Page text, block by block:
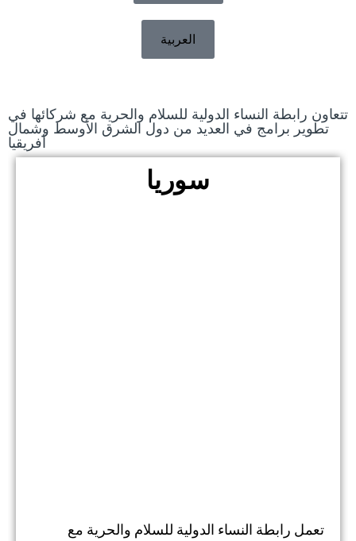
العربية
تتعاون رابطة النساء الدولية للسلام والحرية مع شركائها في
تطوير برامج في العديد من دول الشرق الأوسط وشمال
أفريقيا
سوريا
تعمل رابطة النساء الدولية للسلام والحرية مع